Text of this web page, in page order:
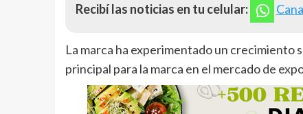
Recibí las noticias en tu celular:
La marca ha experimentado un crecimiento
principal para la marca en el mercado de